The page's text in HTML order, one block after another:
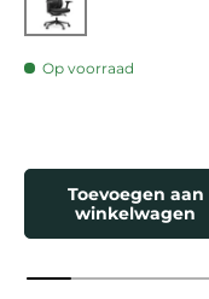
Zwart
Op voorraad
Toevoegen aan
winkelwagen